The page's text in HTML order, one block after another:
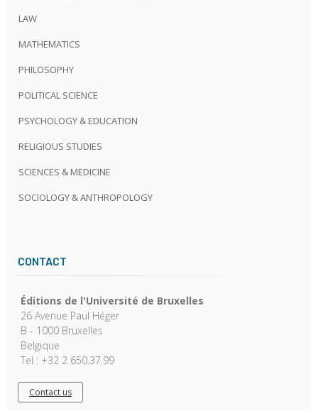
LAW
MATHEMATICS
PHILOSOPHY
POLITICAL SCIENCE
PSYCHOLOGY & EDUCATION
RELIGIOUS STUDIES
SCIENCES & MEDICINE
SOCIOLOGY & ANTHROPOLOGY
CONTACT
Éditions de l'Université de Bruxelles
26 Avenue Paul Héger
B - 1000 Bruxelles
Belgique
Tel : +32 2 650.37.99
Contact us